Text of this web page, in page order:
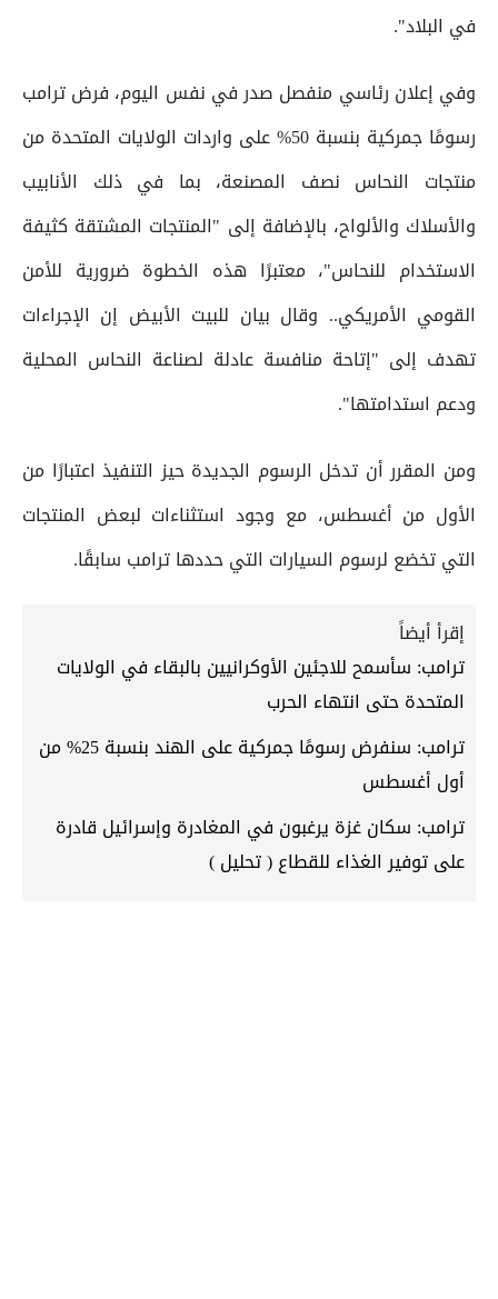
في البلاد".
وفي إعلان رئاسي منفصل صدر في نفس اليوم، فرض ترامب
رسومًا جمركية بنسبة 50% على واردات الولايات المتحدة من
منتجات النحاس نصف المصنعة، بما في ذلك الأنابيب
والأسلاك والألواح، بالإضافة إلى "المنتجات المشتقة كثيفة
الاستخدام للنحاس"، معتبرًا هذه الخطوة ضرورية للأمن
القومي الأمريكي.. وقال بيان للبيت الأبيض إن الإجراءات
تهدف إلى "إتاحة منافسة عادلة لصناعة النحاس المحلية
ودعم استدامتها".
ومن المقرر أن تدخل الرسوم الجديدة حيز التنفيذ اعتبارًا من
الأول من أغسطس، مع وجود استثناءات لبعض المنتجات
التي تخضع لرسوم السيارات التي حددها ترامب سابقًا.
إقرأ أيضاً
ترامب: سأسمح للاجئين الأوكرانيين بالبقاء في الولايات
المتحدة حتى انتهاء الحرب
ترامب: سنفرض رسومًا جمركية على الهند بنسبة 25% من
أول أغسطس
ترامب: سكان غزة يرغبون في المغادرة وإسرائيل قادرة
على توفير الغذاء للقطاع ( تحليل )